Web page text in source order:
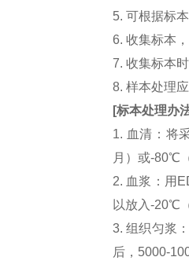
5. 可根据标
6. 收集标本
7. 收集标本
8. 样本处理
[标本处理办
1. 血清：将
月）或-80℃
2. 血浆：用
以放入-20℃
3. 组织匀浆
后，5000-